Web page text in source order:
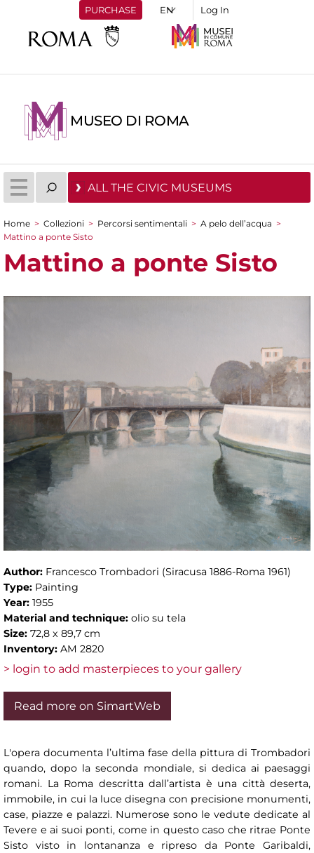
PURCHASE Log In
MUSEO DI ROMA
ALL THE CIVIC MUSEUMS
You are here
Home > Collezioni > Percorsi sentimentali > A pelo dell’acqua >
Mattino a ponte Sisto
Mattino a ponte Sisto
Author: Francesco Trombadori (Siracusa 1886-Roma 1961)
Type: Painting
Year: 1955
Material and technique: olio su tela
Size: 72,8 x 89,7 cm
Inventory: AM 2820
> login to add masterpieces to your gallery
Read more on SimartWeb
L'opera documenta l’ultima fase della pittura di Trombadori
quando, dopo la seconda mondiale, si dedica ai paesaggi
romani. La Roma descritta dall’artista è una città deserta,
immobile, in cui la luce disegna con precisione monumenti,
case, piazze e palazzi. Numerose sono le vedute dedicate al
Tevere e ai suoi ponti, come in questo caso che ritrae Ponte
Sisto visto in lontananza e ripreso da Ponte Garibaldi,